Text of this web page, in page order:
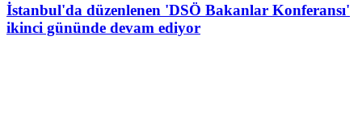
İstanbul'da düzenlenen 'DSÖ Bakanlar Konferansı'
ikinci gününde devam ediyor